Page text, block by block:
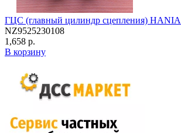
ГЦС (главный цилиндр сцепления) HANIA
NZ9525230108
1,658 р.
В корзину